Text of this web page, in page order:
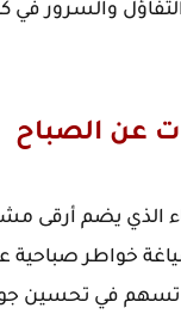
والسرور
عن الصباح
الذي يضم أرقى
خواطر صباحية
تسهم في تحسين